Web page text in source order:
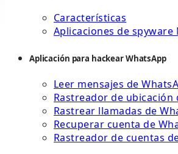
Características
Aplicaciones de spyware
Aplicación para hackear WhatsApp
Leer mensajes de
Rastreador de ubicación
Rastrear llamadas de
Recuperar cuenta de
Rastreador de cuentas